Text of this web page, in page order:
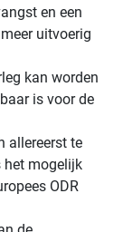
en een
uitvoerig
kan worden
is voor de
allereerst te
het mogelijk
ODR